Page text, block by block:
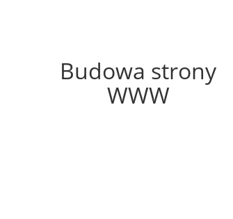
Budowa strony
WWW